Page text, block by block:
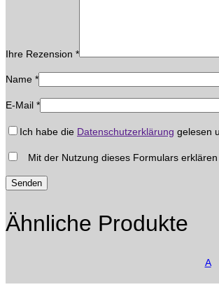
Ihre Rezension *
Name *
E-Mail *
Ich habe die Datenschutzerklärung gelesen
Mit der Nutzung dieses Formulars
Ähnliche Produkte
A